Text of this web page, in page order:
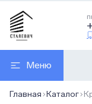
Меню
Главная Каталог